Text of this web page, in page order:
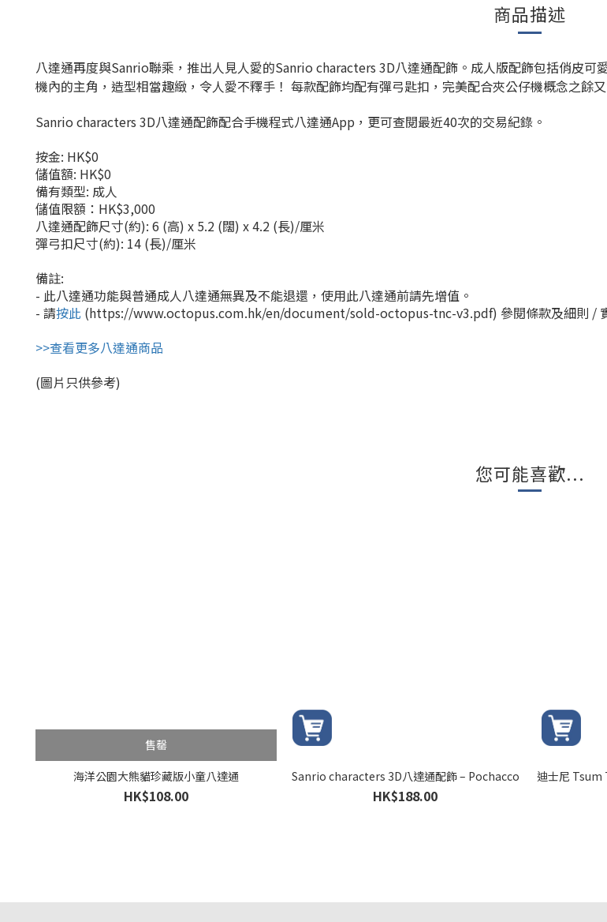
商品描述
八達通再度與Sanrio聯乘，推出人見人愛的Sanrio characters 3D八達通配飾。成人版配飾包括俏皮
機內的主角，造型相當趣緻，令人愛不釋手！ 每款配飾均配有彈弓匙扣，完美配合夾公仔機概念之餘
Sanrio characters 3D八達通配飾配合手機程式八達通App，更可查閱最近40次的交易紀錄。
按金: HK$0
儲值額: HK$0
備有類型: 成人
儲值限額：HK$3,000
八達通配飾尺寸(約): 6 (高) x 5.2 (闊) x 4.2 (長)/厘米
彈弓扣尺寸(約): 14 (長)/厘米
備註:
- 此八達通功能與普通成人八達通無異及不能退還，使用此八達通前請先增值。
- 請按此 (https://www.octopus.com.hk/en/document/sold-octopus-tnc-v3.pdf) 參閱條款及細則 /
>>查看更多八達通商品
(圖片只供參考)
您可能喜歡...
售罄
海洋公園大熊貓珍藏版小童八達通
HK$108.00
Sanrio characters 3D八達通配飾 – Pochacco
HK$188.00
迪士尼 Tsum